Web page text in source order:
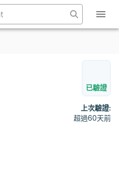
已驗證
上次驗證:
超過60天前